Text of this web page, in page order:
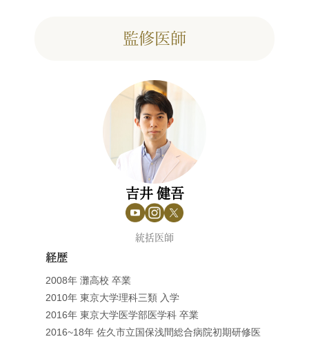
監修医師
吉井 健吾
統括医師
経歴
2008年 灘高校 卒業
2010年 東京大学理科三類 入学
2016年 東京大学医学部医学科 卒業
2016~18年 佐久市立国保浅間総合病院初期研修医